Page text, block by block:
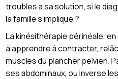
troubles a sa solution, si le
la famille s’implique ?
La kinésithérapie périnéale,
à apprendre à contracter,
muscles du plancher pelvien.
ses abdominaux, ou inverse